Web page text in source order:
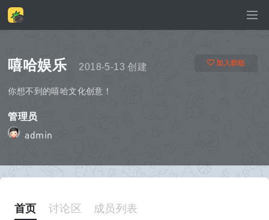
嘻哈娱乐 2018-5-13 创建
你想不到的嘻哈文化创意！
管理员
admin
加入群组
首页 讨论区 成员列表